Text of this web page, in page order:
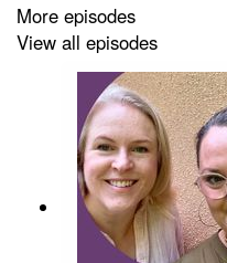
More episodes
View all episodes